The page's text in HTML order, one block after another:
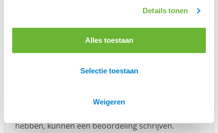
Details tonen
Alles toestaan
Selectie toestaan
Weigeren
voor de juistheid van de advertenties.
Er zijn nog geen beoordelingen.
hebben, kunnen een beoordeling schrijven.